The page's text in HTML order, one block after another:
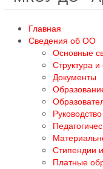
Главная
Сведения об ОО
Основные
Структура
Документы
Руководство
Стипендии
Платные